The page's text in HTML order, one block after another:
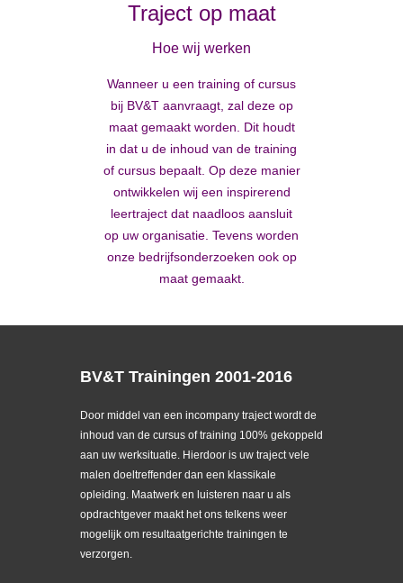
Traject op maat
Hoe wij werken
Wanneer u een training of cursus
bij BV&T aanvraagt, zal deze op
maat gemaakt worden. Dit houdt
in dat u de inhoud van de training
of cursus bepaalt. Op deze manier
ontwikkelen wij een inspirerend
leertraject dat naadloos aansluit
op uw organisatie. Tevens worden
onze bedrijfsonderzoeken ook op
maat gemaakt.
BV&T Trainingen 2001-2016
Door middel van een incompany traject wordt de
inhoud van de cursus of training 100% gekoppeld
aan uw werksituatie. Hierdoor is uw traject vele
malen doeltreffender dan een klassikale
opleiding. Maatwerk en luisteren naar u als
opdrachtgever maakt het ons telkens weer
mogelijk om resultaatgerichte trainingen te
verzorgen.